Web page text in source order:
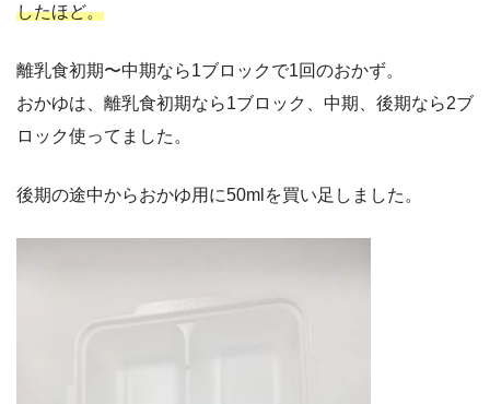
したほど。
離乳食初期〜中期なら1ブロックで1回のおかず。
おかゆは、離乳食初期なら1ブロック、中期、後期なら2ブ
ロック使ってました。
後期の途中からおかゆ用に50mlを買い足しました。